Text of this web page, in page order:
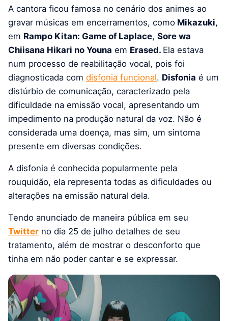
A cantora ficou famosa no cenário dos animes ao
gravar músicas em encerramentos, como Mikazuki,
em Rampo Kitan: Game of Laplace, Sore wa
Chiisana Hikari no Youna em Erased. Ela estava
num processo de reabilitação vocal, pois foi
diagnosticada com disfonia funcional. Disfonia é um
distúrbio de comunicação, caracterizado pela
dificuldade na emissão vocal, apresentando um
impedimento na produção natural da voz. Não é
considerada uma doença, mas sim, um sintoma
presente em diversas condições.
A disfonia é conhecida popularmente pela
rouquidão, ela representa todas as dificuldades ou
alterações na emissão natural dela.
Tendo anunciado de maneira pública em seu
Twitter no dia 25 de julho detalhes de seu
tratamento, além de mostrar o desconforto que
tinha em não poder cantar e se expressar.